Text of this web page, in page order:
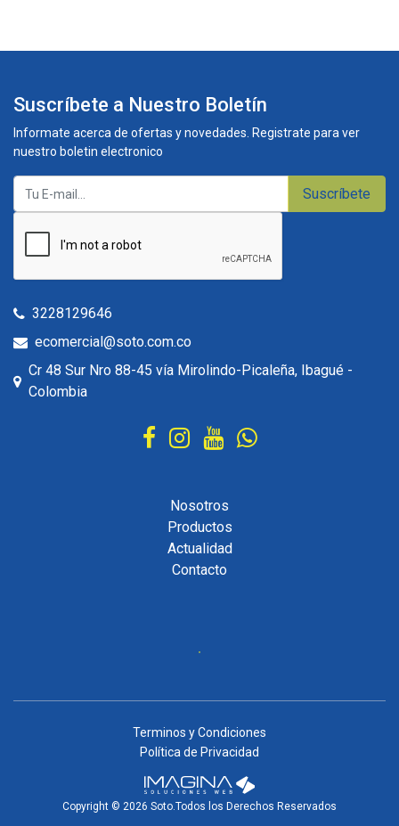
Suscríbete a Nuestro Boletín
Informate acerca de ofertas y novedades. Registrate para ver
nuestro boletin electronico
Suscríbete
3228129646
ecomercial@soto.com.co
Cr 48 Sur Nro 88-45 vía Mirolindo-Picaleña, Ibagué -
Colombia
Nosotros
Productos
Actualidad
Contacto
Terminos y Condiciones
Política de Privacidad
Copyright © 2026 Soto.Todos los Derechos Reservados